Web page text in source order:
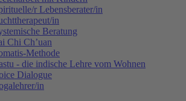
r Lebensberater/in
in
Beratung
Chi Ch’uan
Methode
- die indische Lehre vom Wohnen
Dialogue
in